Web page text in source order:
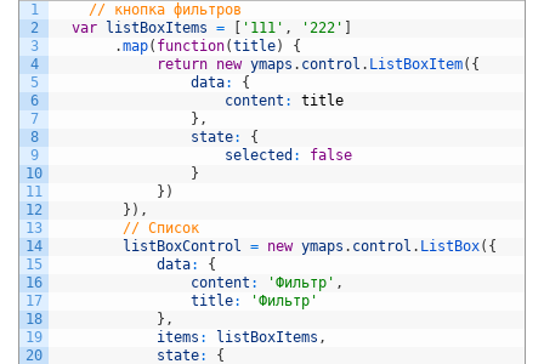
1
2
3
4
5
6
7
8
9
10
11
12
13
14
15
16
17
18
19
20
// кнопка фильтров
var
listBoxItems = '111' , '222'
.map( function(title)
{
return new ymaps . control . ListBoxItem( {
data:
{
content :
title
} ,
state:
{
selected :
false
}
} )
} ) ,
// Список
listBoxControl = new ymaps . control . ListBox( {
data:
{
content : 'Фильтр' ,
title:
'Фильтр'
} ,
items : listBoxItems ,
state:
{